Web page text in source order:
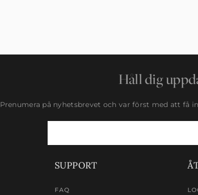
Håll dig
Prenumera på nyhetsbrevet och var först med att få
SUPPORT
FAQ